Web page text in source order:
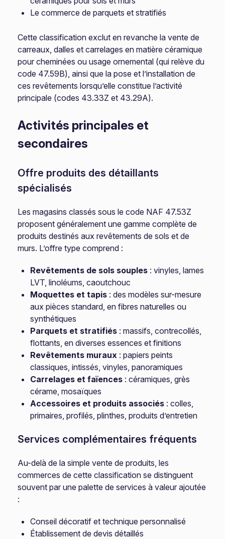
Le commerce de parquets et stratifiés
Cette classification exclut en revanche la vente de
carreaux, dalles et carrelages en matière céramique
pour cheminées ou usage ornemental (qui relève du
code 47.59B), ainsi que la pose et l’installation de
ces revêtements lorsqu’elle constitue l’activité
principale (codes 43.33Z et 43.29A).
Activités principales et
secondaires
Offre produits des détaillants
spécialisés
Les magasins classés sous le code NAF 47.53Z
proposent généralement une gamme complète de
produits destinés aux revêtements de sols et de
murs. L’offre type comprend :
Revêtements de sols souples : vinyles, lames
LVT, linoléums, caoutchouc
Moquettes et tapis : des modèles sur-mesure
aux pièces standard, en fibres naturelles ou
synthétiques
Parquets et stratifiés : massifs, contrecollés,
flottants, en diverses essences et finitions
Revêtements muraux : papiers peints
classiques, intissés, vinyles, panoramiques
Carrelages et faïences : céramiques, grès
cérame, mosaïques
Accessoires et produits associés : colles,
primaires, profilés, plinthes, produits d’entretien
Services complémentaires fréquents
Au-delà de la simple vente de produits, les
commerces de cette classification se distinguent
souvent par une palette de services à valeur ajoutée
:
Conseil décoratif et technique personnalisé
Établissement de devis détaillés